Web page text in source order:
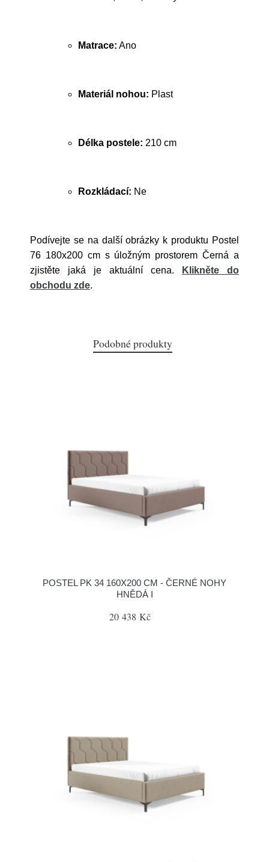
Matrace: Ano
Materiál nohou: Plast
Délka postele: 210 cm
Rozkládací: Ne
Podívejte se na další obrázky k produktu Postel
76 180x200 cm s úložným prostorem Černá a
zjistěte jaká je aktuální cena.
Klikněte do
obchodu zde.
Podobné produkty
POSTEL PK 34 160X200 CM - ČERNÉ NOHY
HNĚDÁ I
20 438 Kč